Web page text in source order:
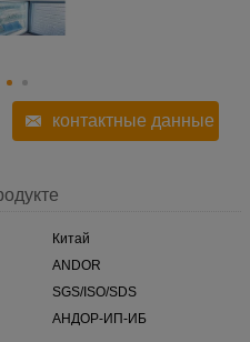
контактные данные
Китай
ANDOR
SGS/ISO/SDS
АНДОР-ИП-ИБ